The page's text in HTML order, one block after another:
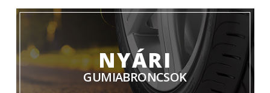
NYÁRI
GUMIABRONCSOK